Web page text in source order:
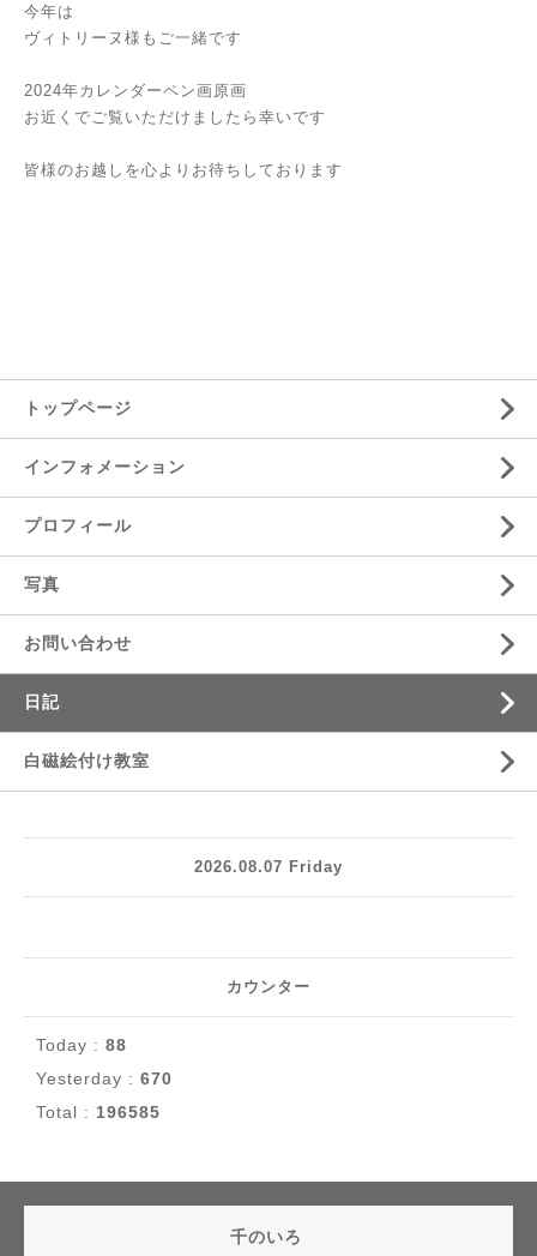
今年は
ヴィトリーヌ様もご一緒です
2024年カレンダーペン画原画
お近くでご覧いただけましたら幸いです
皆様のお越しを心よりお待ちしております
トップページ
インフォメーション
プロフィール
写真
お問い合わせ
日記
白磁絵付け教室
2026.08.07 Friday
カウンター
Today : 88
Yesterday : 670
Total : 196585
千のいろ